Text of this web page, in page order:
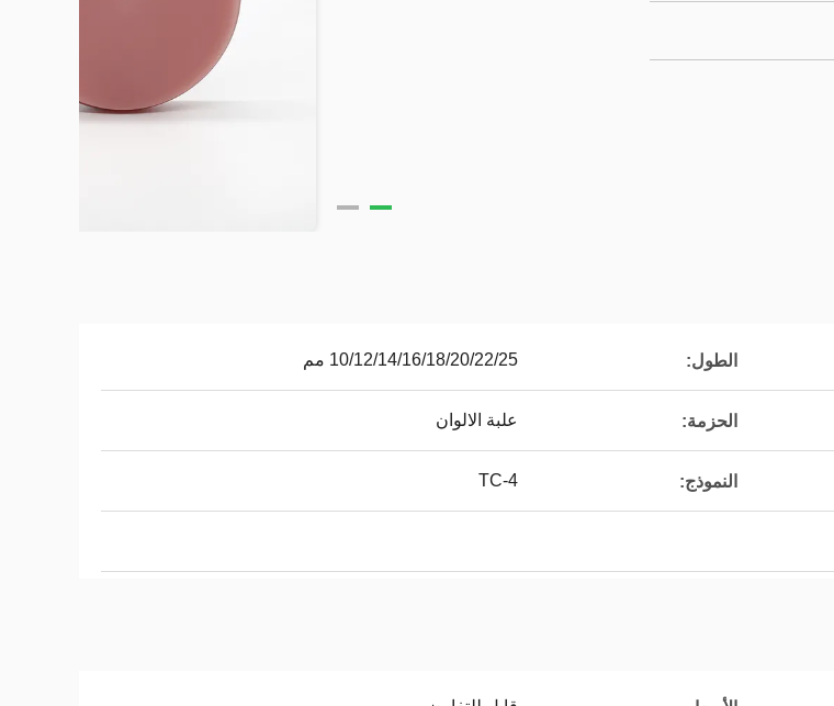
الطول: 10/12/14/16/18/20/22/25 مم
الحزمة: علبة الالوان
النموذج: TC-4